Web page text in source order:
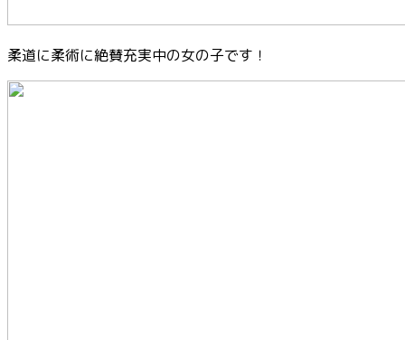
柔道に柔術に絶賛充実中の女の子です！